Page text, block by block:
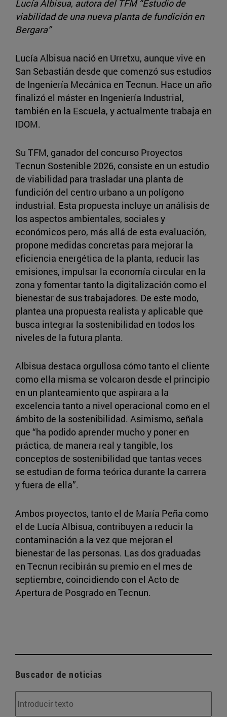
Lucía Albisua, autora del TFM “Estudio de
viabilidad de una nueva planta de fundición en
Bergara”
Lucía Albisua nació en Urretxu, aunque vive en
San Sebastián desde que comenzó sus estudios
de Ingeniería Mecánica en Tecnun. Hace un año
finalizó el máster en Ingeniería Industrial,
también en la Escuela, y actualmente trabaja en
IDOM.
Su TFM, ganador del concurso Proyectos
Tecnun Sostenible 2026, consiste en un estudio
de viabilidad para trasladar una planta de
fundición del centro urbano a un polígono
industrial. Esta propuesta incluye un análisis de
los aspectos ambientales, sociales y
económicos pero, más allá de esta evaluación,
propone medidas concretas para mejorar la
eficiencia energética de la planta, reducir las
emisiones, impulsar la economía circular en la
zona y fomentar tanto la digitalización como el
bienestar de sus trabajadores. De este modo,
plantea una propuesta realista y aplicable que
busca integrar la sostenibilidad en todos los
niveles de la futura planta.
Albisua destaca orgullosa cómo tanto el cliente
como ella misma se volcaron desde el principio
en un planteamiento que aspirara a la
excelencia tanto a nivel operacional como en el
ámbito de la sostenibilidad. Asimismo, señala
que “ha podido aprender mucho y poner en
práctica, de manera real y tangible, los
conceptos de sostenibilidad que tantas veces
se estudian de forma teórica durante la carrera
y fuera de ella”.
Ambos proyectos, tanto el de María Peña como
el de Lucía Albisua, contribuyen a reducir la
contaminación a la vez que mejoran el
bienestar de las personas. Las dos graduadas
en Tecnun recibirán su premio en el mes de
septiembre, coincidiendo con el Acto de
Apertura de Posgrado en Tecnun.
Buscador de noticias